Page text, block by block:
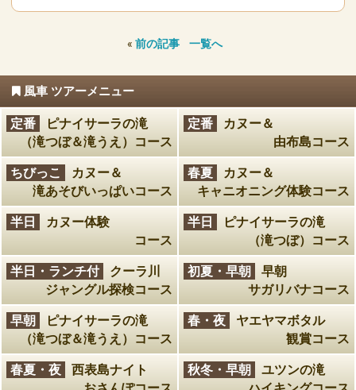
« 前の記事 一覧へ
風車 ツアーメニュー
定番
ピナイサーラの滝
（滝つぼ＆滝うえ）コース
定番
カヌー＆
由布島コース
ちびっこ
カヌー＆
滝あそびいっぱいコース
春夏
カヌー＆
キャニオニング体験コース
半日
カヌー体験
コース
半日
ピナイサーラの滝
（滝つぼ）コース
半日・ランチ付
クーラ川
ジャングル探検コース
初夏・早朝
早朝
サガリバナコース
早朝
ピナイサーラの滝
（滝つぼ＆滝うえ）コース
春・夜
ヤエヤマボタル
観賞コース
春夏・夜
西表島ナイト
秋冬・早朝
ユツンの滝